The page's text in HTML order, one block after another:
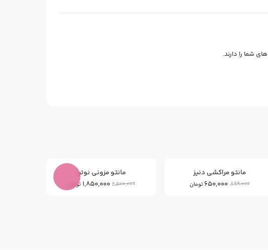
شما را دارند.
مانتو مراکشی دنیز
899,000
650,000 تومان
مانتو مزونی نوترا
2,500,000
1,850,000 تومان